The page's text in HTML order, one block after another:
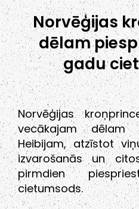
Norvēģijas
dēlam
gadu
Norvēģijas
vecākajam dēlam
Heibijam, atzīstot
izvarošanās un
pirmdien
cietumsods.